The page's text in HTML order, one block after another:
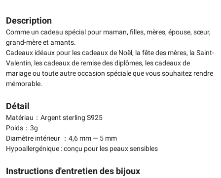
Description
Comme un cadeau spécial pour maman, filles, mères, épouse, sœur,
grand-mère et amants.
Cadeaux idéaux pour les cadeaux de Noël, la fête des mères, la Saint-
Valentin, les cadeaux de remise des diplômes, les cadeaux de
mariage ou toute autre occasion spéciale que vous souhaitez rendre
mémorable.
Détail
Matériau：Argent sterling S925
Poids：3g
Diamètre intérieur ：4,6 mm — 5 mm
Hypoallergénique : conçu pour les peaux sensibles
Instructions d'entretien des bijoux